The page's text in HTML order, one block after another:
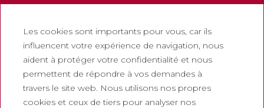
Newsletter
Travaillez avec nous
Foire aux questions
Billets touristiques
Les cookies sont importants pour vous, car ils
influencent votre expérience de navigation, nous
aident à protéger votre confidentialité et nous
permettent de répondre à vos demandes à
travers le site web. Nous utilisons nos propres
cookies et ceux de tiers pour analyser nos